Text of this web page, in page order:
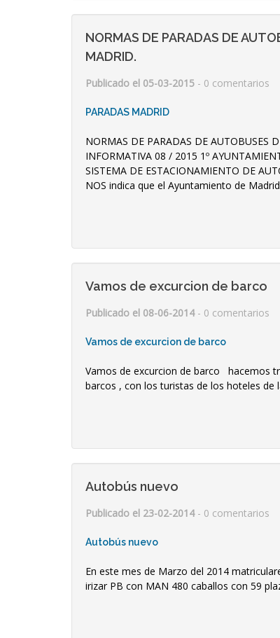
NORMAS DE PARADAS DE
MADRID.
Publicado el 05-03-2015 - 0 comentarios
PARADAS MADRID
NORMAS DE PARADAS DE AUTOBUSES
INFORMATIVA 08 / 2015 1º
SISTEMA DE ESTACIONAMIENTO DE
NOS indica que el Ayuntamiento de
Vamos de excurcion de barco
Publicado el 08-06-2014- 0 comentarios
Vamos de excurcion de barco
Vamos de excurcion de barco hacemos
barcos , con los turistas de los hoteles de
Autobús nuevo
Publicado el 23-02-2014- 0 comentarios
Autobús nuevo
En este mes de Marzo del 2014
irizar PB con MAN 480 caballos con 59